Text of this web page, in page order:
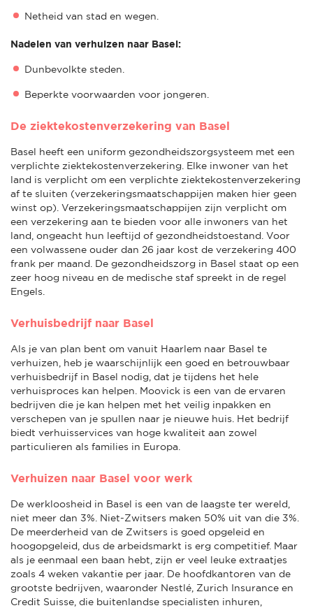
Netheid van stad en wegen.
Nadelen van verhuizen naar Basel:
Dunbevolkte steden.
Beperkte voorwaarden voor jongeren.
De ziektekostenverzekering van Basel
Basel heeft een uniform gezondheidszorgsysteem met een
verplichte ziektekostenverzekering. Elke inwoner van het
land is verplicht om een verplichte ziektekostenverzekering
af te sluiten (verzekeringsmaatschappijen maken hier geen
winst op). Verzekeringsmaatschappijen zijn verplicht om
een verzekering aan te bieden voor alle inwoners van het
land, ongeacht hun leeftijd of gezondheidstoestand. Voor
een volwassene ouder dan 26 jaar kost de verzekering 400
frank per maand. De gezondheidszorg in Basel staat op een
zeer hoog niveau en de medische staf spreekt in de regel
Engels.
Verhuisbedrijf naar Basel
Als je van plan bent om vanuit Haarlem naar Basel te
verhuizen, heb je waarschijnlijk een goed en betrouwbaar
verhuisbedrijf in Basel nodig, dat je tijdens het hele
verhuisproces kan helpen. Moovick is een van de ervaren
bedrijven die je kan helpen met het veilig inpakken en
verschepen van je spullen naar je nieuwe huis. Het bedrijf
biedt verhuisservices van hoge kwaliteit aan zowel
particulieren als families in Europa.
Verhuizen naar Basel voor werk
De werkloosheid in Basel is een van de laagste ter wereld,
niet meer dan 3%. Niet-Zwitsers maken 50% uit van die 3%.
De meerderheid van de Zwitsers is goed opgeleid en
hoogopgeleid, dus de arbeidsmarkt is erg competitief. Maar
als je eenmaal een baan hebt, zijn er veel leuke extraatjes
zoals 4 weken vakantie per jaar. De hoofdkantoren van de
grootste bedrijven, waaronder Nestlé, Zurich Insurance en
Credit Suisse, die buitenlandse specialisten inhuren,